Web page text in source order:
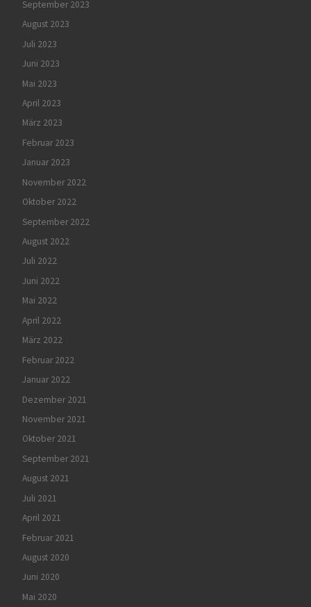
September 2023
August 2023
Juli 2023
Juni 2023
Mai 2023
April 2023
März 2023
Februar 2023
Januar 2023
November 2022
Oktober 2022
September 2022
August 2022
Juli 2022
Juni 2022
Mai 2022
April 2022
März 2022
Februar 2022
Januar 2022
Dezember 2021
November 2021
Oktober 2021
September 2021
August 2021
Juli 2021
April 2021
Februar 2021
August 2020
Juni 2020
Mai 2020